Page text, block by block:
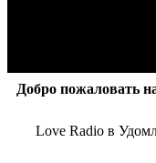
Добро пожаловать
Love Radio в